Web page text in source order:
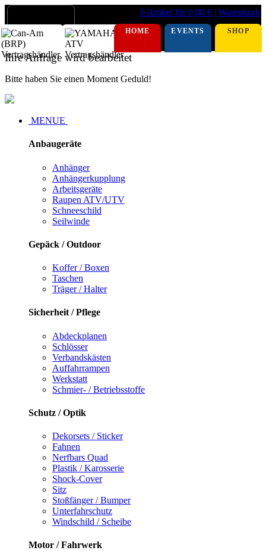
0 Artikel für 0,00 € | Warenkorb
HOME EVENTS SHOP
Ihre Anfrage wird bearbeitet
Bitte haben Sie einen Moment Geduld!
MENUE
Anbaugeräte
Anhänger
Anhängerkupplung
Arbeitsgeräte
Raupen ATV/UTV
Schneeschild
Seilwinde
Gepäck / Outdoor
Koffer / Boxen
Taschen
Träger / Halter
Sicherheit / Pflege
Abdeckplanen
Schlösser
Verbandskästen
Auffahrrampen
Werkstatt
Schmier- / Betriebsstoffe
Schutz / Optik
Dekorsets / Sticker
Fahnen
Nerfbars Quad
Plastik / Karosserie
Shock-Cover
Sitz
Stoßfänger / Bumper
Unterfahrschutz
Windschild / Scheibe
Motor / Fahrwerk